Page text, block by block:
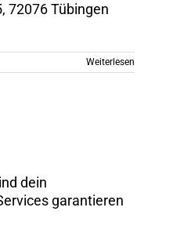
72076 Tübingen
Weiterlesen
dein
garantieren